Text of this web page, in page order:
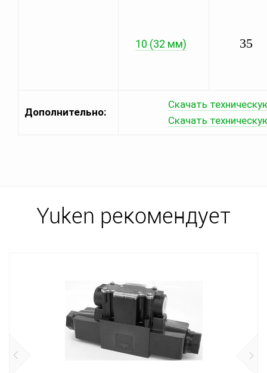
10 (32 мм) 35
Дополнительно:
Скачать
Скачать
Yuken рекомендует